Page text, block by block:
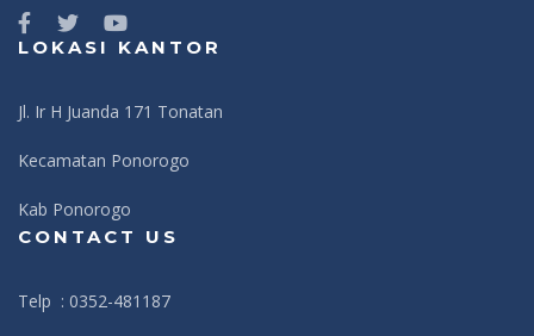
LOKASI KANTOR
Jl. Ir H Juanda 171 Tonatan
Kecamatan Ponorogo
Kab Ponorogo
CONTACT US
Telp : 0352-481187